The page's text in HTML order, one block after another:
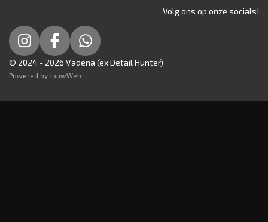
Volg ons op onze socials!
I
n
s
a
F
a
c
b
W
h
s
© 2024 - 2026 Vadena (ex Detail Hunter)
Powered by JouwWeb